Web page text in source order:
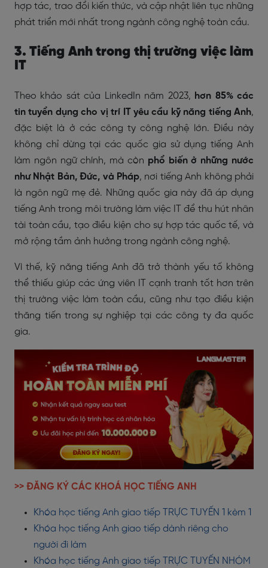
hợp tác, trao đổi kiến thức, và cập nhật liên tục những
phát triển mới nhất trong ngành công nghệ toàn cầu.
3. Tiếng Anh trong thị trường việc làm
IT
Theo khảo sát của LinkedIn năm 2023, hơn 85% các
tin tuyển dụng cho vị trí IT yêu cầu kỹ năng tiếng Anh,
đặc biệt là ở các công ty công nghệ lớn. Điều này
không chỉ dừng tại các quốc gia sử dụng tiếng Anh
làm ngôn ngữ chính, mà còn phổ biến ở những nước
như Nhật Bản, Đức, và Pháp, nơi tiếng Anh không phải
là ngôn ngữ mẹ đẻ. Những quốc gia này đã áp dụng
tiếng Anh trong môi trường làm việc IT để thu hút nhân
tài toàn cầu, tạo điều kiện cho sự hợp tác quốc tế, và
mở rộng tầm ảnh hưởng trong ngành công nghệ.
Vì thế, kỹ năng tiếng Anh đã trở thành yếu tố không
thể thiếu giúp các ứng viên IT cạnh tranh tốt hơn trên
thị trường việc làm toàn cầu, cũng như tạo điều kiện
thăng tiến trong sự nghiệp tại các công ty đa quốc
gia.
>> ĐĂNG KÝ CÁC KHOÁ HỌC TIẾNG ANH
Khóa học tiếng Anh giao tiếp TRỰC TUYẾN 1 kèm 1
Khóa học tiếng Anh giao tiếp dành riêng cho
người đi làm
Khóa học tiếng Anh giao tiếp TRỰC TUYẾN NHÓM